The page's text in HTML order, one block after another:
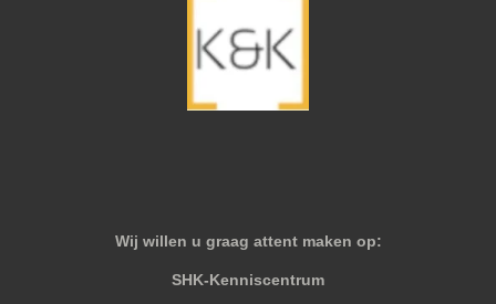
Wij willen u graag attent maken op:
SHK-Kenniscentrum